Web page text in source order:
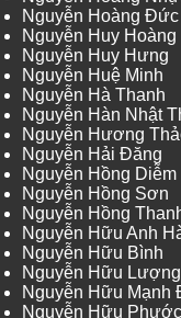
Nguyễn Hoàng Đức
Nguyễn Huy Hoàng
Nguyễn Huy Hưng
Nguyễn Huệ Minh
Nguyễn Hà Thanh
Nguyễn Hàn Nhật
Nguyễn Hương
Nguyễn Hải Đăng
Nguyễn Hồng Diễm
Nguyễn Hồng Sơn
Nguyễn Hồng
Nguyễn Hữu Anh
Nguyễn Hữu Bình
Nguyễn Hữu Lượng
Nguyễn Hữu Mạnh
Nguyễn Hữu Phước